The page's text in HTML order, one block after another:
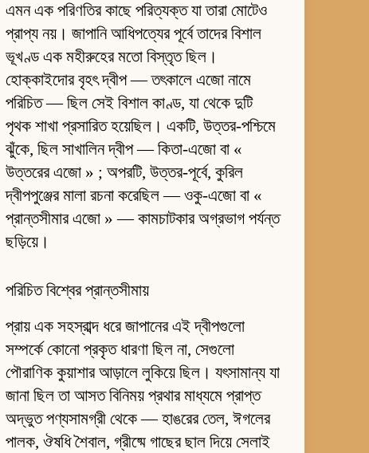
এমন এক পরিণতির কাছে পরিত্যক্ত যা তারা মোটেও
প্রাপ্য নয়। জাপানি আধিপত্যের পূর্বে তাদের বিশাল
ভূখণ্ড এক মহীরুহের মতো বিস্তৃত ছিল।
হোক্কাইদোর বৃহৎ দ্বীপ — তৎকালে এজো নামে
পরিচিত — ছিল সেই বিশাল কাণ্ড, যা থেকে দুটি
পৃথক শাখা প্রসারিত হয়েছিল। একটি, উত্তর-পশ্চিমে
ঝুঁকে, ছিল সাখালিন দ্বীপ — কিতা-এজো বা «
উত্তরের এজো » ; অপরটি, উত্তর-পূর্বে, কুরিল
দ্বীপপুঞ্জের মালা রচনা করেছিল — ওকু-এজো বা «
প্রান্তসীমার এজো » — কামচাটকার অগ্রভাগ পর্যন্ত
ছড়িয়ে।
পরিচিত বিশ্বের প্রান্তসীমায়
প্রায় এক সহস্রাব্দ ধরে জাপানের এই দ্বীপগুলো
সম্পর্কে কোনো প্রকৃত ধারণা ছিল না, সেগুলো
পৌরাণিক কুয়াশার আড়ালে লুকিয়ে ছিল। যৎসামান্য যা
জানা ছিল তা আসত বিনিময় প্রথার মাধ্যমে প্রাপ্ত
অদ্ভুত পণ্যসামগ্রী থেকে — হাঙরের তেল, ঈগলের
পালক, ঔষধি শৈবাল, গ্রীষ্মে গাছের ছাল দিয়ে সেলাই